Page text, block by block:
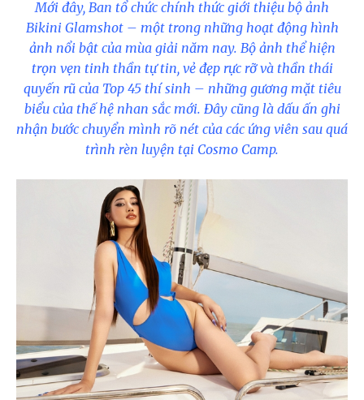
Mới đây, Ban tổ chức chính thức giới thiệu bộ ảnh
Bikini Glamshot – một trong những hoạt động hình
ảnh nổi bật của mùa giải năm nay. Bộ ảnh thể hiện
trọn vẹn tinh thần tự tin, vẻ đẹp rực rỡ và thần thái
quyến rũ của Top 45 thí sinh – những gương mặt tiêu
biểu của thế hệ nhan sắc mới. Đây cũng là dấu ấn ghi
nhận bước chuyển mình rõ nét của các ứng viên sau quá
trình rèn luyện tại Cosmo Camp.